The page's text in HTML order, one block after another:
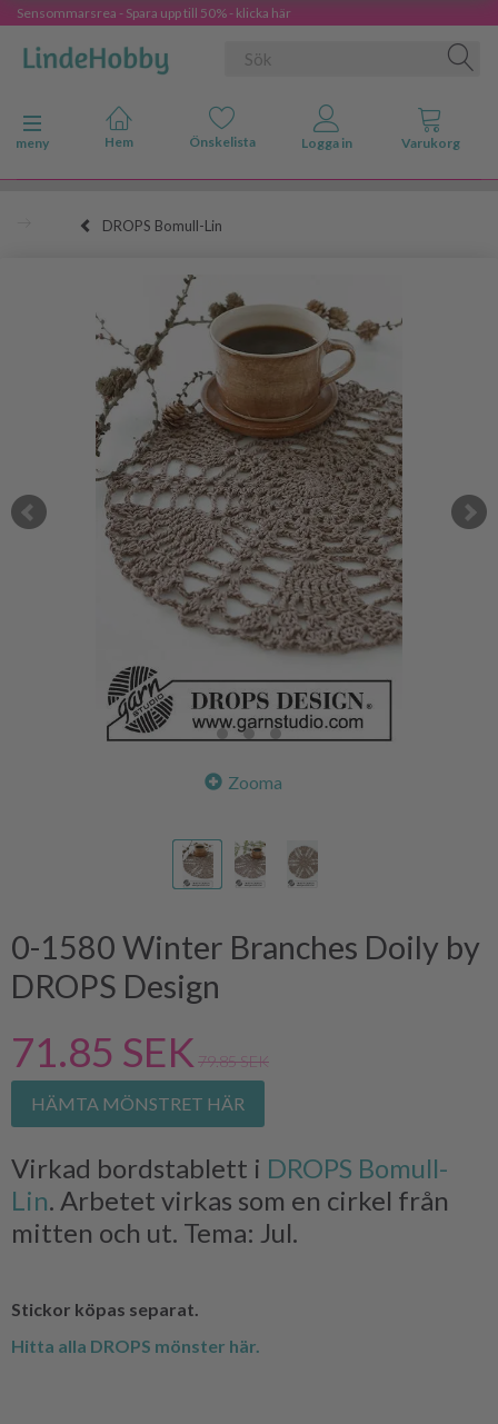
Sensommarsrea - Spara upp till 50% - klicka här
Ändra navigering
meny
DROPS Bomull-Lin
Zooma
0-1580 Winter Branches Doily by
DROPS Design
71.85 SEK 79.85 SEK
HÄMTA MÖNSTRET HÄR
Virkad bordstablett i DROPS Bomull-
Lin. Arbetet virkas som en cirkel från
mitten och ut. Tema: Jul.
Stickor köpas separat.
Hitta alla DROPS mönster här.